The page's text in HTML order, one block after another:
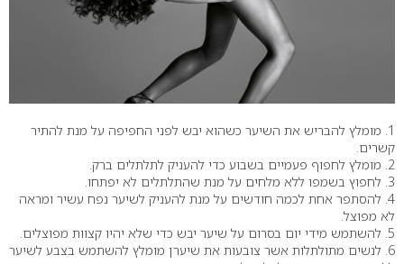
1. מומלץ להבריש את השיער כשהוא יבש לפני החפיפה על מנת להתיר
קשרים.
2. מומלץ לחפוף פעמיים בשבוע כדי להעניק לתלתלים ברק.
3. לחפוץ בשמפו ללא מלחים על מנת שהתלתלים לא יפתחו.
4. להסתפר אחת לכמה חודשים על מנת להעניק לשיער נפח עשיר ומראה
לא מפוצל.
5. להשתמש מידי יום בסרום על שיער יבש כדי שלא יהיו קצוות מפוצלים.
6. לנשים מתולתלות אשר צובעות את שיערן מומלץ להשתמש בצבע לשיער